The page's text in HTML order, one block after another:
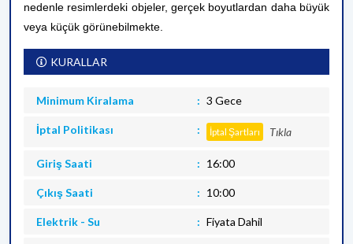
nedenle resimlerdeki objeler, gerçek boyutlardan daha büyük
veya küçük görünebilmekte.
KURALLAR
Minimum Kiralama 3 Gece
İptal Politikası İptal Şartları Tıkla
Giriş Saati 16:00
Çıkış Saati 10:00
Elektrik - Su Fiyata Dahil